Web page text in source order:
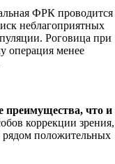
ФРК проводится
неблагоприятных
Роговица при
операция менее
преимущества, что и
коррекции зрения,
положительных